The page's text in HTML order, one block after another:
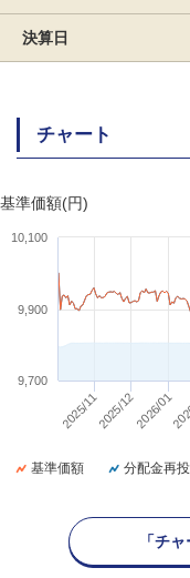
決算日
チャート
基準価額(円)
2025/112025/122026/01
9,700
9,900
10,100
基準価額 分配金再
「チ